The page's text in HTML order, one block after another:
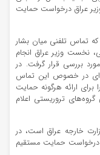
عراق درخواست حمایت
تماس تلفنی میان بشار
نخست وزیر عراق انجام
بررسی قرار گرفت. در
در خصوص این تماس
ارائه هرگونه حمایت
گروه‌های تروریستی اعلام
خارجه عراق است، در
درخواست حمایت مستقیم